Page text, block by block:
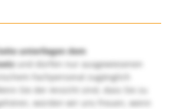
unterliegen dem
und dürfen nur ausgewiesenen
Fachpersonal zugänglich
Sie der Ansicht sind, dass Sie zu
würden wir uns freuen, wenn